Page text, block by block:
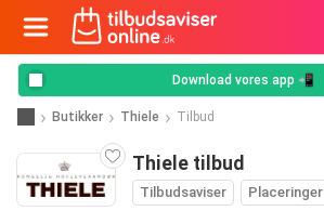
Download vores app 📲
Butikker Thiele Tilbud
Thiele tilbud
Tilbudsaviser Placeringer